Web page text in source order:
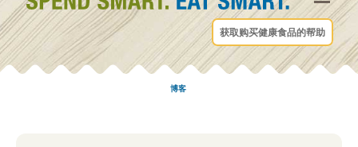
获取购买健康食品的帮助
博客